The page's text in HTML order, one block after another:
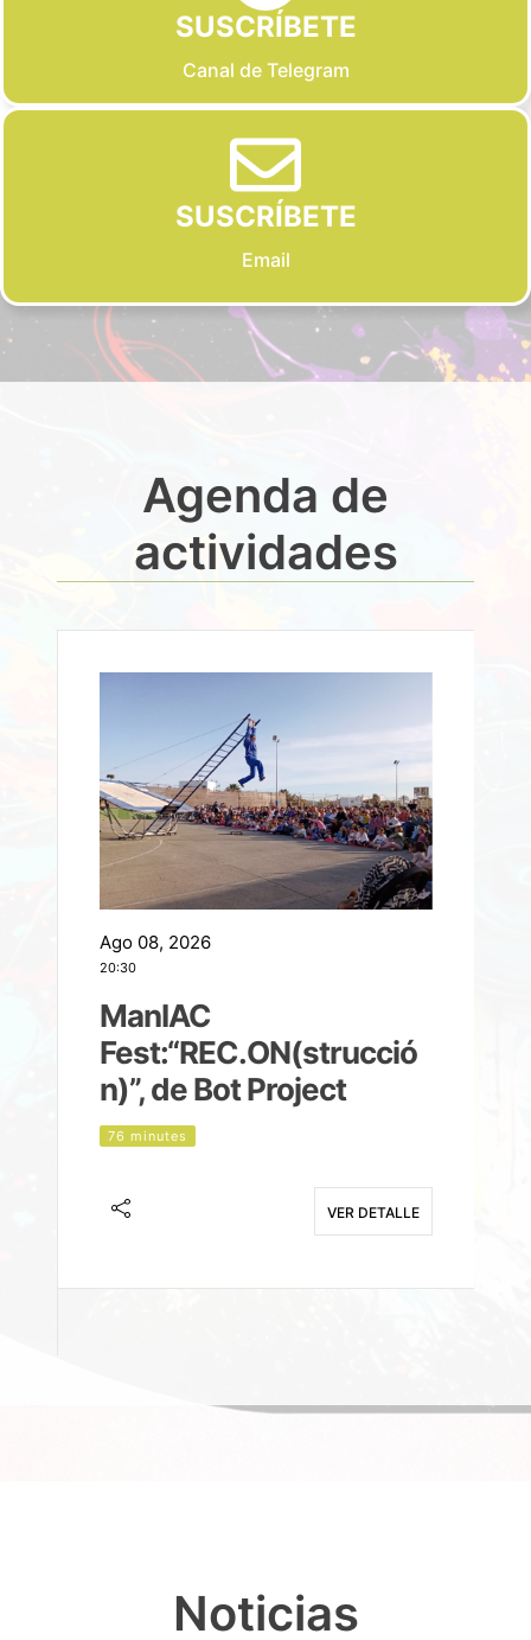
SUSCRÍBETE
Canal de Telegram
SUSCRÍBETE
Email
Agenda de
actividades
Ago 08, 2026
20:30
ManIAC
Fest:“REC.ON(strucció
n)”, de Bot Project
76 minutes
VER DETALLE
Noticias